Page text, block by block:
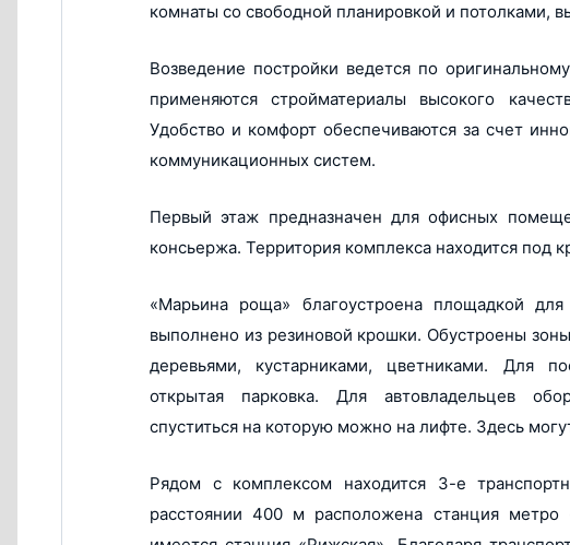
Банк Возрождение
ДельтаКредит
Связь Банк
ВТБ
комнаты со свободной планировкой и потолками,
Возведение постройки ведется по
применяются стройматериалы высокого
Удобство и комфорт обеспечиваются за счет
коммуникационных систем.
Первый этаж предназначен для офисных
консьержа. Территория комплекса находится под
«Марьина роща» благоустроена площадкой
выполнено из резиновой крошки. Обустроены
деревьями, кустарниками, цветниками. Для
открытая парковка. Для автовладельцев
спуститься на которую можно на лифте. Здесь
Рядом с комплексом находится 3-е
расстоянии 400 м расположена станция